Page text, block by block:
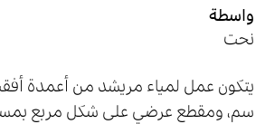
واسطة
نحت